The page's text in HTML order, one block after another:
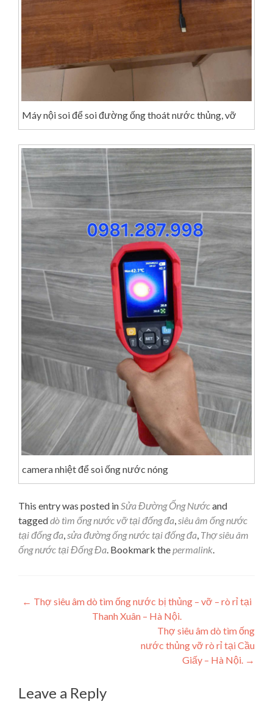
Máy nội soi để soi đường ống thoát nước thủng, vỡ
camera nhiệt để soi ống nước nóng
This entry was posted inSửa Đường Ống Nướcand
taggeddò tìm ống nước vỡ tại đống đa,siêu âm ống nước
tại đống đa,sửa đường ống nước tại đống đa, Thợ siêu âm
ống nước tại Đống Đa. Bookmark thepermalink.
Post navigation
← Thợ siêu âm dò tìm ống nước bị thủng – vỡ – rò rỉ tại
Thanh Xuân – Hà Nội.
Thợ siêu âm dò tìm ống
nước thủng vỡ rò rỉ tại Cầu
Giấy – Hà Nội. →
Leave a Reply